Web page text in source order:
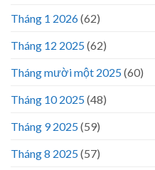
Tháng 1 2026(62)
Tháng 12 2025(62)
Tháng mười một 2025(60)
Tháng 10 2025(48)
Tháng 9 2025(59)
Tháng 8 2025(57)